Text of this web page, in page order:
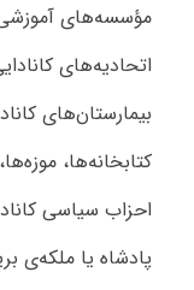
مؤسسه‌های آموزشی
اتحادیه‌های
بیمارستان‌های
کتابخانه‌ها،
احزاب سیاسی
پادشاه یا ملکه‌ی